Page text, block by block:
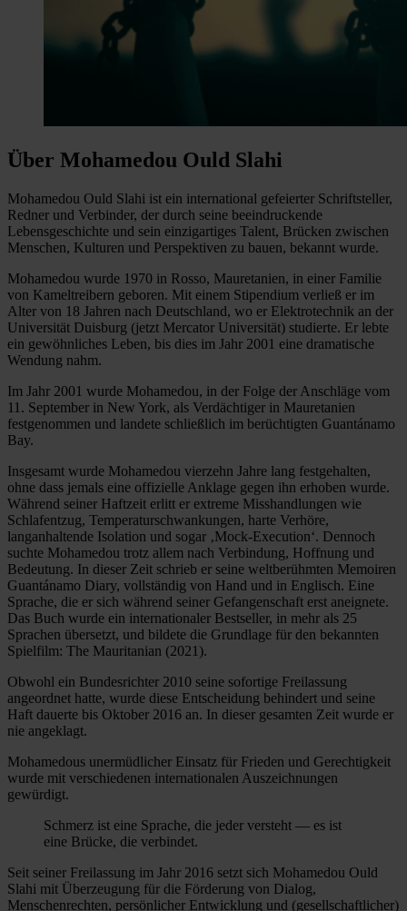
Über Mohamedou Ould Slahi
Mohamedou Ould Slahi ist ein international gefeierter Schriftsteller,
Redner und Verbinder, der durch seine beeindruckende
Lebensgeschichte und sein einzigartiges Talent, Brücken zwischen
Menschen, Kulturen und Perspektiven zu bauen, bekannt wurde.
Mohamedou wurde 1970 in Rosso, Mauretanien, in einer Familie
von Kameltreibern geboren. Mit einem Stipendium verließ er im
Alter von 18 Jahren nach Deutschland, wo er Elektrotechnik an der
Universität Duisburg (jetzt Mercator Universität) studierte. Er lebte
ein gewöhnliches Leben, bis dies im Jahr 2001 eine dramatische
Wendung nahm.
Im Jahr 2001 wurde Mohamedou, in der Folge der Anschläge vom
11. September in New York, als Verdächtiger in Mauretanien
festgenommen und landete schließlich im berüchtigten Guantánamo
Bay.
Insgesamt wurde Mohamedou vierzehn Jahre lang festgehalten,
ohne dass jemals eine offizielle Anklage gegen ihn erhoben wurde.
Während seiner Haftzeit erlitt er extreme Misshandlungen wie
Schlafentzug, Temperaturschwankungen, harte Verhöre,
langanhaltende Isolation und sogar ‚Mock-Execution‘. Dennoch
suchte Mohamedou trotz allem nach Verbindung, Hoffnung und
Bedeutung. In dieser Zeit schrieb er seine weltberühmten Memoiren
Guantánamo Diary, vollständig von Hand und in Englisch. Eine
Sprache, die er sich während seiner Gefangenschaft erst aneignete.
Das Buch wurde ein internationaler Bestseller, in mehr als 25
Sprachen übersetzt, und bildete die Grundlage für den bekannten
Spielfilm: The Mauritanian (2021).
Obwohl ein Bundesrichter 2010 seine sofortige Freilassung
angeordnet hatte, wurde diese Entscheidung behindert und seine
Haft dauerte bis Oktober 2016 an. In dieser gesamten Zeit wurde er
nie angeklagt.
Mohamedous unermüdlicher Einsatz für Frieden und Gerechtigkeit
wurde mit verschiedenen internationalen Auszeichnungen
gewürdigt.
Schmerz ist eine Sprache, die jeder versteht — es ist
eine Brücke, die verbindet.
Seit seiner Freilassung im Jahr 2016 setzt sich Mohamedou Ould
Slahi mit Überzeugung für die Förderung von Dialog,
Menschenrechten, persönlicher Entwicklung und (gesellschaftlicher)